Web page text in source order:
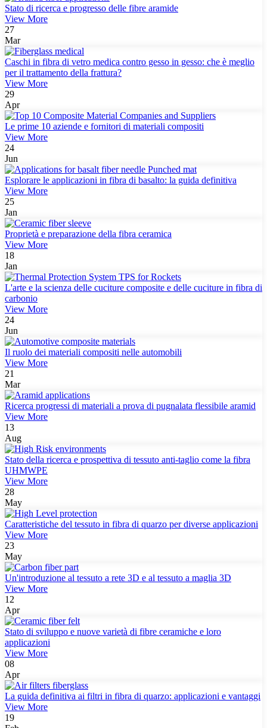
Stato di ricerca e progresso delle fibre aramide
View More
27
Mar
Caschi in fibra di vetro medica contro gesso in gesso: che è meglio
per il trattamento della frattura?
View More
29
Apr
Le prime 10 aziende e fornitori di materiali compositi
View More
24
Jun
Esplorare le applicazioni in fibra di basalto: la guida definitiva
View More
25
Jan
Proprietà e preparazione della fibra ceramica
View More
18
Jan
L'arte e la scienza delle cuciture composite e delle cuciture in fibra di
carbonio
View More
24
Jun
Il ruolo dei materiali compositi nelle automobili
View More
21
Mar
Ricerca progressi di materiali a prova di pugnalata flessibile aramid
View More
13
Aug
Stato della ricerca e prospettiva di tessuto anti-taglio come la fibra
UHMWPE
View More
28
May
Caratteristiche del tessuto in fibra di quarzo per diverse applicazioni
View More
23
May
Un'introduzione al tessuto a rete 3D e al tessuto a maglia 3D
View More
12
Apr
Stato di sviluppo e nuove varietà di fibre ceramiche e loro
applicazioni
View More
08
Apr
La guida definitiva ai filtri in fibra di quarzo: applicazioni e vantaggi
View More
19